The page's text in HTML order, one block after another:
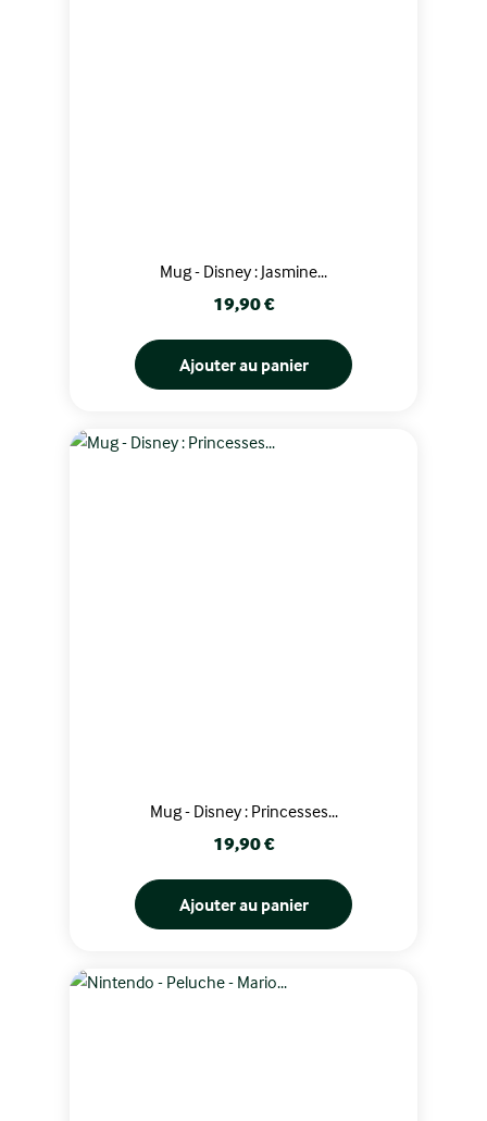
Mug - Disney : Jasmine...
Prix
19,90 €
Ajouter au panier
Mug - Disney : Princesses...
Prix
19,90 €
Ajouter au panier